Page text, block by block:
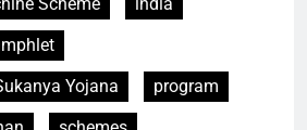
Yojana
program